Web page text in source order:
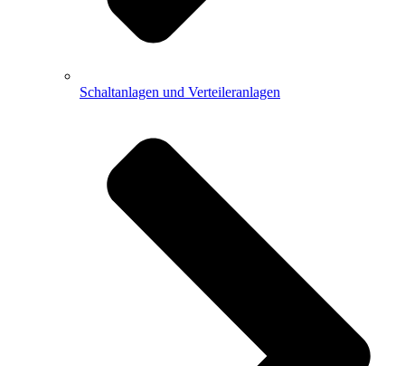
Schaltanlagen und Verteileranlagen